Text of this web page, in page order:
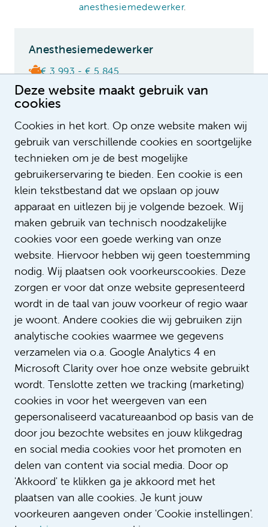
Deze website maakt gebruik van
cookies
Cookies in het kort. Op onze website maken wij
gebruik van verschillende cookies en soortgelijke
technieken om je de best mogelijke
gebruikerservaring te bieden. Een cookie is een
klein tekstbestand dat we opslaan op jouw
apparaat en uitlezen bij je volgende bezoek. Wij
maken gebruik van technisch noodzakelijke
cookies voor een goede werking van onze
website. Hiervoor hebben wij geen toestemming
nodig. Wij plaatsen ook voorkeurscookies. Deze
zorgen er voor dat onze website gepresenteerd
wordt in de taal van jouw voorkeur of regio waar
je woont. Andere cookies die wij gebruiken zijn
analytische cookies waarmee we gegevens
verzamelen via o.a. Google Analytics 4 en
Microsoft Clarity over hoe onze website gebruikt
wordt. Tenslotte zetten we tracking (marketing)
cookies in voor het weergeven van een
gepersonaliseerd vacatureaanbod op basis van de
door jou bezochte websites en jouw klikgedrag
en social media cookies voor het promoten en
delen van content via social media. Door op
'Akkoord' te klikken ga je akkoord met het
plaatsen van alle cookies. Je kunt jouw
voorkeuren aangeven onder 'Cookie instellingen'.
anesthesiemedewerker.
Anesthesiemedewerker
€ 3.993 - € 5.845
Onbepaalde tijd
18 - 36 uur
Officier Anesthesiemedewerker
Relatieziekenhuis Koninklijke
Marine
Senior operatieassistent
Neurochirugie en (kinder)KNO
€ 3.993 - € 5.845
Onbepaalde tijd
27 - 36 uur
Vacatures per mail ontvangen?
Meld je nu aan